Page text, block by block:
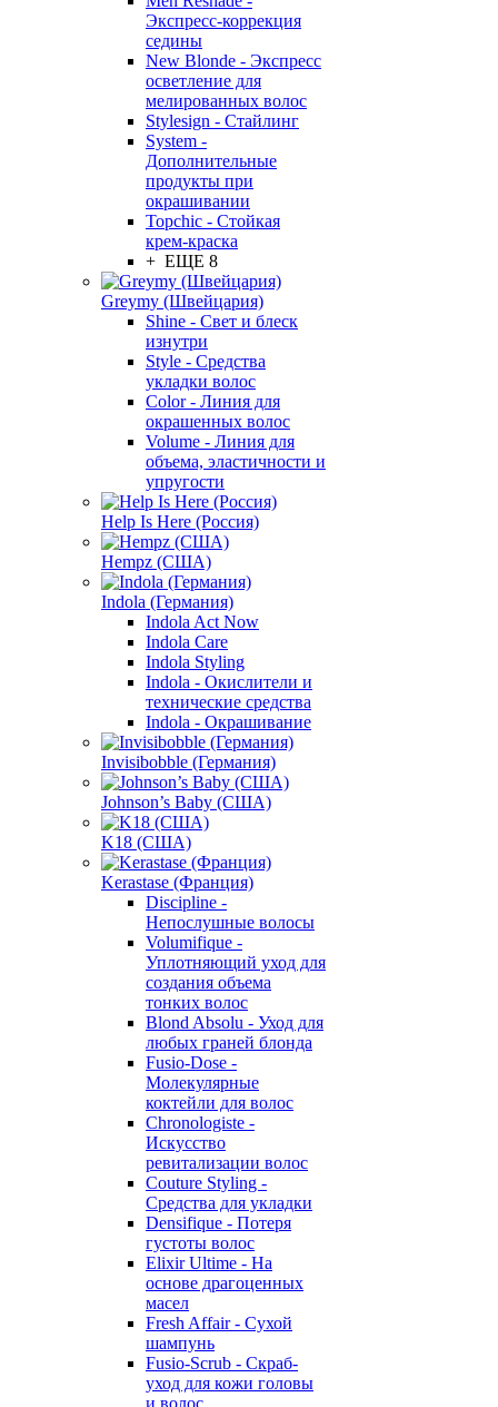
Экспресс-коррекция
седины
New Blonde - Экспресс
осветление для
мелированных волос
Stylesign - Стайлинг
System -
Дополнительные
продукты при
окрашивании
Topchic - Стойкая
крем-краска
+ ЕЩЕ 8
Greymy (Швейцария)
Shine - Свет и блеск
изнутри
Style - Средства
укладки волос
Color - Линия для
окрашенных волос
Volume - Линия для
объема, эластичности и
упругости
Help Is Here (Россия)
Hempz (США)
Indola (Германия)
Indola Act Now
Indola Care
Indola Styling
Indola - Окислители и
технические средства
Indola - Окрашивание
Invisibobble (Германия)
Johnson’s Baby (США)
K18 (США)
Kerastase (Франция)
Discipline -
Непослушные волосы
Volumifique -
Уплотняющий уход для
создания объема
тонких волос
Blond Absolu - Уход для
любых граней блонда
Fusio-Dose -
Молекулярные
коктейли для волос
Chronologiste -
Искусство
ревитализации волос
Couture Styling -
Средства для укладки
Densifique - Потеря
густоты волос
Elixir Ultime - На
основе драгоценных
масел
Fresh Affair - Сухой
шампунь
Fusio-Scrub - Скраб-
уход для кожи головы
и волос